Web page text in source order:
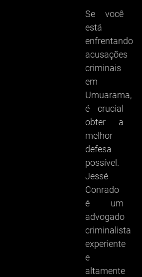
Se você
está
enfrentando
acusações
criminais
em
Umuarama,
é crucial
obter a
melhor
defesa
possível.
Jessé
Conrado
é um
advogado
criminalista
experiente
e
altamente